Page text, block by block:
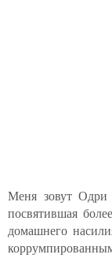
Меня зовут Одри
посвятившая
домашнего